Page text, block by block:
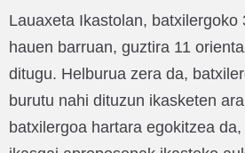
Lauaxeta Ikastolan, batxilergoko
hauen barruan, guztira 11
ditugu. Helburua zera da,
burutu nahi dituzun ikasketen
batxilergoa hartara egokitzea